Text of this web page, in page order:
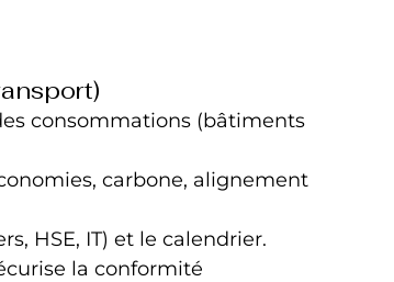
consommations (bâtiments
carbone, alignement
HSE, IT) et le calendrier.
la conformité